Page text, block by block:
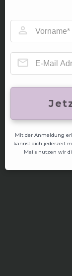
Mit der Anmeldung
kannst dich jederzeit
Mails nutzen wir